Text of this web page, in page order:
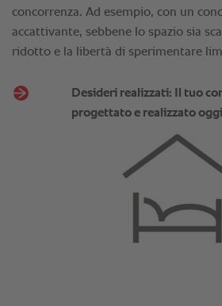
concorrenza. Ad esempio, con un
accattivante, sebbene lo spazio sia
ridotto e la libertà di sperimentare
Desideri realizzati: Il tuo
progettato e realizzato